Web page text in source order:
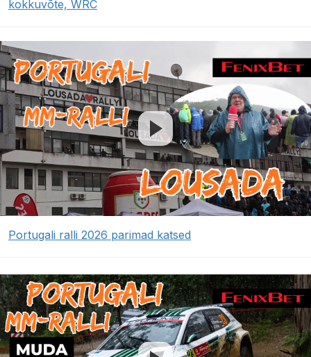
kokkuvõte, WRC
Portugali ralli 2026 parimad katsed